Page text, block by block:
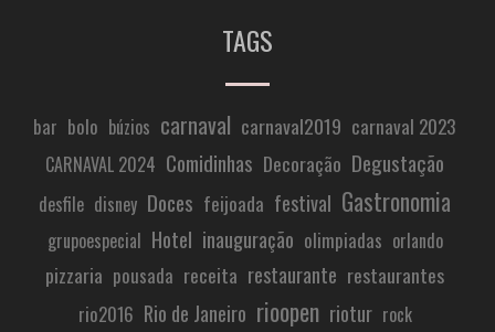
TAGS
bar bolo búzios carnaval carnaval2019 carnaval 2023
CARNAVAL 2024 Comidinhas Decoração Degustação
desfile disney Doces feijoada festival Gastronomia
grupoespecial Hotel inauguração olimpiadas orlando
pizzaria pousada receita restaurante restaurantes
rio2016 Rio de Janeiro rioopen riotur rock